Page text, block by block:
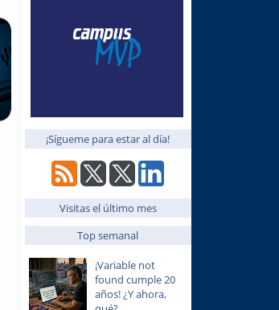
¡Sígueme para estar al día!
Visitas el último mes
Top semanal
¡Variable not
found cumple 20
años! ¿Y ahora,